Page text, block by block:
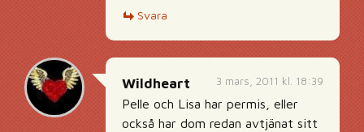
Svara
3 mars, 2011 kl. 18:39
Wildheart
Pelle och Lisa har permis, eller
också har dom redan avtjänat sitt